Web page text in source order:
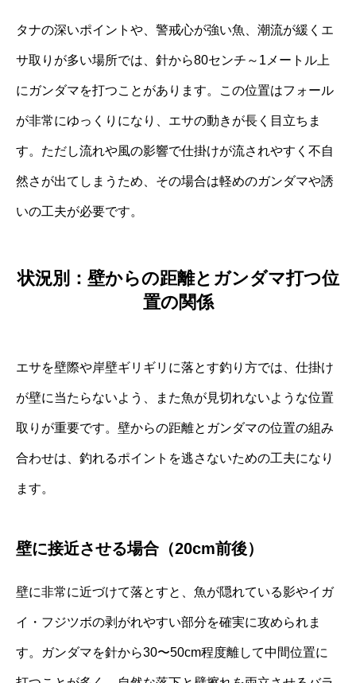
タナの深いポイントや、警戒心が強い魚、潮流が緩くエ
サ取りが多い場所では、針から80センチ～1メートル上
にガンダマを打つことがあります。この位置はフォール
が非常にゆっくりになり、エサの動きが長く目立ちま
す。ただし流れや風の影響で仕掛けが流されやすく不自
然さが出てしまうため、その場合は軽めのガンダマや誘
いの工夫が必要です。
状況別：壁からの距離とガンダマ打つ位
置の関係
エサを壁際や岸壁ギリギリに落とす釣り方では、仕掛け
が壁に当たらないよう、また魚が見切れないような位置
取りが重要です。壁からの距離とガンダマの位置の組み
合わせは、釣れるポイントを逃さないための工夫になり
ます。
壁に接近させる場合（20cm前後）
壁に非常に近づけて落とすと、魚が隠れている影やイガ
イ・フジツボの剥がれやすい部分を確実に攻められま
す。ガンダマを針から30〜50cm程度離して中間位置に